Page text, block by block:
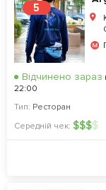
5
Відчинено зараз
22:00
Тип: Ресторан
Середній чек: $$$$